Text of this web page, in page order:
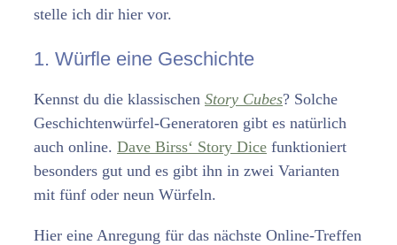
stelle ich dir hier vor.
1. Würfle eine Geschichte
Kennst du die klassischen Story Cubes? Solche
Geschichtenwürfel-Generatoren gibt es natürlich
auch online. Dave Birss‘ Story Dice funktioniert
besonders gut und es gibt ihn in zwei Varianten
mit fünf oder neun Würfeln.
Hier eine Anregung für das nächste Online-Treffen